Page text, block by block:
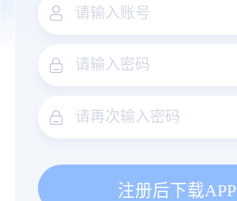
注册后下载APP